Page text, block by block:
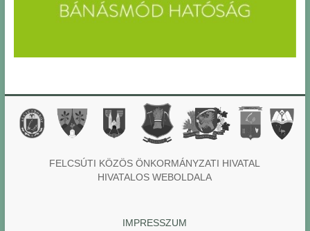
FELCSÚTI KÖZÖS ÖNKORMÁNYZATI HIVATAL
HIVATALOS WEBOLDALA
IMPRESSZUM